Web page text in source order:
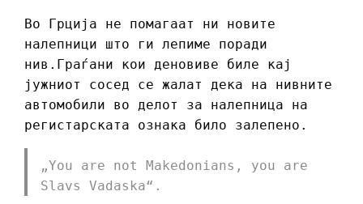
Во Грција не помагаат ни новите
налепници што ги лепиме поради
нив.Граѓани кои деновиве биле кај
јужниот сосед се жалат дека на нивните
автомобили во делот за налепница на
регистарската ознака било залепено.
„You are not Makedonians, you are
Slavs Vadaska“.